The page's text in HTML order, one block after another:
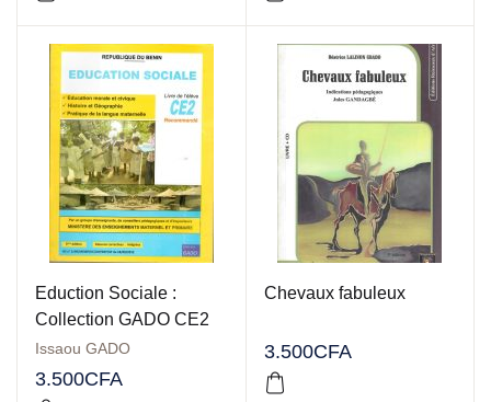
Eduction Sociale :
Collection GADO CE2
Issaou GADO
3.500CFA
Chevaux fabuleux
3.500CFA